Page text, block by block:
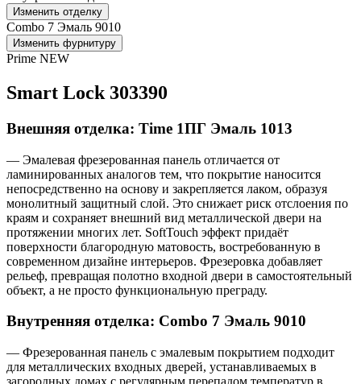
Изменить отделку
Combo 7 Эмаль 9010
Изменить фурнитуру
Prime NEW
Smart Lock 303390
Внешняя отделка: Time 1ПГ Эмаль 1013
— Эмалевая фрезерованная панель отличается от
ламинированных аналогов тем, что покрытие наносится
непосредственно на основу и закрепляется лаком, образуя
монолитный защитный слой. Это снижает риск отслоения по
краям и сохраняет внешний вид металлической двери на
протяжении многих лет. SoftTouch эффект придаёт
поверхности благородную матовость, востребованную в
современном дизайне интерьеров. Фрезеровка добавляет
рельеф, превращая полотно входной двери в самостоятельный
объект, а не просто функциональную преграду.
Внутренняя отделка: Combo 7 Эмаль 9010
— Фрезерованная панель с эмалевым покрытием подходит
для металлических входных дверей, устанавливаемых в
загородных домах с регулярным перепадом температур в